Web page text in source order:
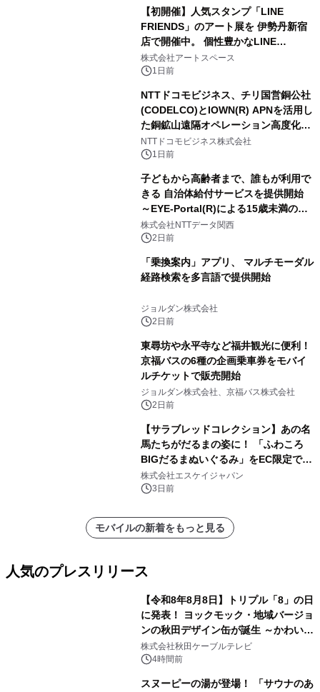
【初開催】人気スタンプ「LINE
FRIENDS」のアート展を 伊勢丹新宿
店で開催中。 個性豊かなLINE
FRIENDSの仲間たちが インテリアア
ートとして新たな魅力を発信。
株式会社アートスペース
1日前
NTTドコモビジネス、チリ国営銅公社
(CODELCO)とIOWN(R) APNを活用し
た銅鉱山遠隔オペレーション高度化に
向けた調査・実証を開始
NTTドコモビジネス株式会社
1日前
子どもから高齢者まで、誰もが利用で
きる 自治体給付サービスを提供開始
～EYE-Portal(R)による15歳未満の本
人認証と デジタルデバイド対策で実現
～
株式会社NTTデータ関西
2日前
「乗換案内」アプリ、 マルチモーダル
経路検索を多言語で提供開始
ジョルダン株式会社
2日前
東尋坊や永平寺など福井観光に便利！
京福バスの6種の企画乗車券をモバイ
ルチケットで販売開始
ジョルダン株式会社、京福バス株式会社
2日前
【サラブレッドコレクション】あの名
馬たちがだるまの姿に！ 「ふわころ
BIGだるまぬいぐるみ」をEC限定で受
注販売開始
株式会社エスケイジャパン
3日前
モバイルの新着をもっと見る
人気のプレスリリース
【令和8年8月8日】トリプル「8」の日
に発表！ ヨックモック・地域バージョ
ンの秋田デザイン缶が誕生 ～かわいい
秋田犬の子犬と秋田の四季と名所を巡
るパッケージ～ 9月1日(火)秋田県内で
株式会社秋田ケーブルテレビ
4時間前
スヌーピーの湯が登場！ 「サウナのあ